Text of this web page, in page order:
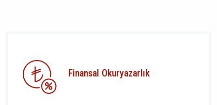
Finansal Okuryazarlık